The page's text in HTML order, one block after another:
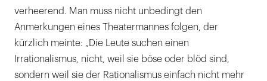
verheerend. Man muss nicht unbedingt den
Anmerkungen eines Theatermannes folgen, der
kürzlich meinte: „Die Leute suchen einen
Irrationalismus, nicht, weil sie böse oder blöd sind,
sondern weil sie der Rationalismus einfach nicht mehr